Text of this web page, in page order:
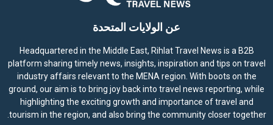
عن الولايات المتحدة
Headquartered in the Middle East, Rihlat Travel News is a B2B
platform sharing timely news, insights, inspiration and tips on travel
industry affairs relevant to the MENA region. With boots on the
ground, our aim is to bring joy back into travel news reporting, while
highlighting the exciting growth and importance of travel and
tourism in the region, and also bring the community closer together.